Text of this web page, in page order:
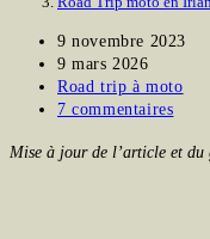
Publication
publiée :
9 novembre 2023
Dernière
modification
de
publication :
9 mars 2026
Post
category:
Road trip à moto
Commentaires
la
7 commentaires
Mise à jour de l’article et du